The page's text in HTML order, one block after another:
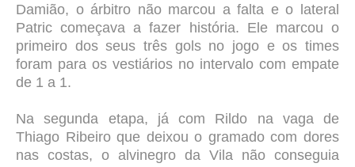
Damião, o árbitro não marcou a falta e o lateral
Patric começava a fazer história. Ele marcou o
primeiro dos seus três gols no jogo e os times
foram para os vestiários no intervalo com empate
de 1 a 1.
Na segunda etapa, já com Rildo na vaga de
Thiago Ribeiro que deixou o gramado com dores
nas costas, o alvinegro da Vila não conseguia